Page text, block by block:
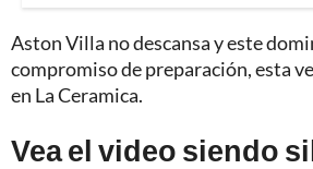
Aston Villa no descansa y este
compromiso de preparación, esta
en La Ceramica.
Vea el video siendo